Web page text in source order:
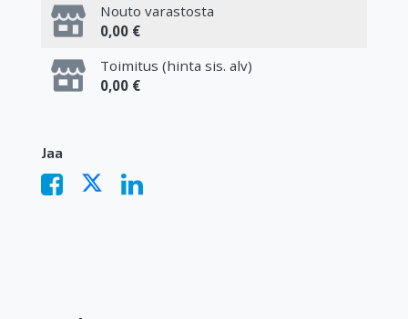
Nouto varastosta
0,00 €
Toimitus (hinta sis. alv)
0,00 €
Jaa